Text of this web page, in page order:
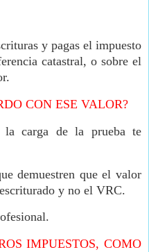
y pagas el impuesto
catastral, o sobre el
CON ESE VALOR?
la carga de la prueba te
demuestren que el valor
y no el VRC.
IMPUESTOS, COMO